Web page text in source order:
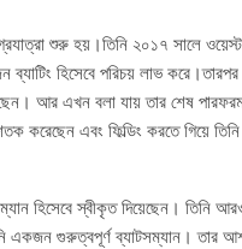
শুরু হয়।তিনি ২০১৭ সালে
হিসেবে পরিচয় লাভ
আর এখন বলা যায় তার শেষ
করেছেন এবং ফিল্ডিং করতে গিয়ে
হিসেবে স্বীকৃত দিয়েছেন। তিনি
একজন গুরুত্বপূর্ণ ব্যাটসম্যান। তার